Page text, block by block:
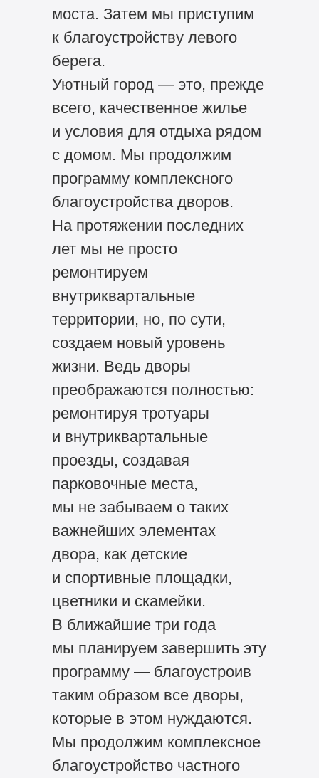
моста. Затем мы приступим
к благоустройству левого
берега.
Уютный город — это, прежде
всего, качественное жилье
и условия для отдыха рядом
с домом. Мы продолжим
программу комплексного
благоустройства дворов.
На протяжении последних
лет мы не просто
ремонтируем
внутриквартальные
территории, но, по сути,
создаем новый уровень
жизни. Ведь дворы
преображаются полностью:
ремонтируя тротуары
и внутриквартальные
проезды, создавая
парковочные места,
мы не забываем о таких
важнейших элементах
двора, как детские
и спортивные площадки,
цветники и скамейки.
В ближайшие три года
мы планируем завершить эту
программу — благоустроив
таким образом все дворы,
которые в этом нуждаются.
Мы продолжим комплексное
благоустройство частного